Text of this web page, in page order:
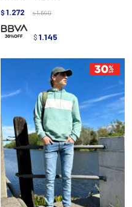
$ 1.272 $ 1.590
$ 1.145